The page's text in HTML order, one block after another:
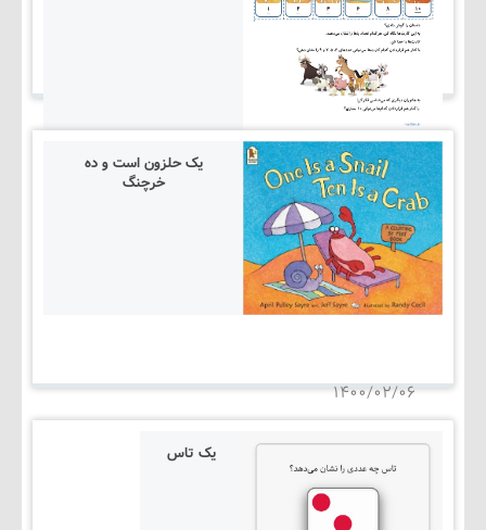
۱۴۰۵/۰۳/۰۵
یک حلزون است و ده
۱۴۰۰/۰۲/۰۶
یک تاس